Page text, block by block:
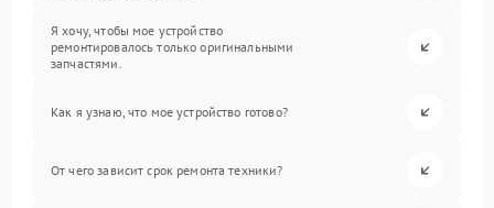
Я хочу, чтобы мое устройство
ремонтировалось только оригинальными
запчастями.
Как я узнаю, что мое устройство готово?
От чего зависит срок ремонта техники?